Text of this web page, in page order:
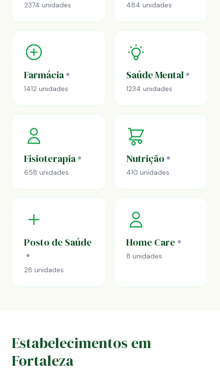
2374 unidades 484 unidades
Farmácia
1412 unidades
Saúde Mental
1234 unidades
Fisioterapia
658 unidades
Nutrição
410 unidades
Posto de Saúde
28 unidades
Home Care
8 unidades
Estabelecimentos em
Fortaleza